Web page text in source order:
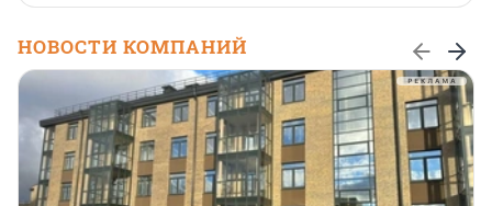
НОВОСТИ КОМПАНИЙ